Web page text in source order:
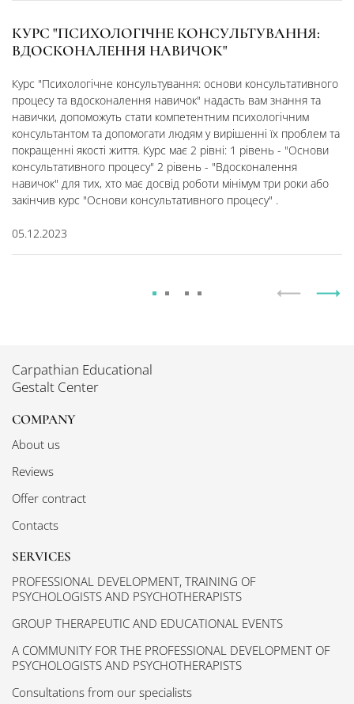
КУРС "ПСИХОЛОГІЧНЕ КОНСУЛЬТУВАННЯ:
ВДОСКОНАЛЕННЯ НАВИЧОК"
Курс "Психологічне консультування: основи консультативного
процесу та вдосконалення навичок" надасть вам знання та
навички, допоможуть стати компетентним психологічним
консультантом та допомогати людям у вирішенні їх проблем та
покращенні якості життя. Курс має 2 рівні: 1 рівень - "Основи
консультативного процесу" 2 рівень - "Вдосконалення
навичок" для тих, хто має досвід роботи мінімум три роки або
закінчив курс "Основи консультативного процесу" .
05.12.2023
Carpathian Educational
Gestalt Center
COMPANY
About us
Reviews
Offer contract
Contacts
SERVICES
PROFESSIONAL DEVELOPMENT, TRAINING OF
PSYCHOLOGISTS AND PSYCHOTHERAPISTS
GROUP THERAPEUTIC AND EDUCATIONAL EVENTS
A COMMUNITY FOR THE PROFESSIONAL DEVELOPMENT OF
PSYCHOLOGISTS AND PSYCHOTHERAPISTS
Consultations from our specialists